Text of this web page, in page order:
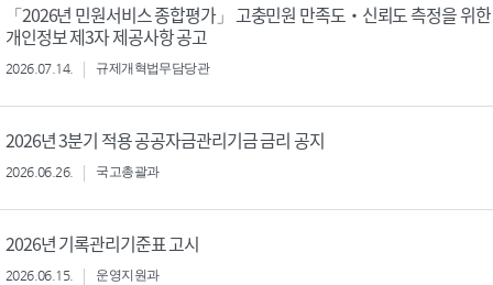
「2026년 민원서비스 종합평가」 고충민원 만족도‧신뢰도 측정을 위한
개인정보 제3자 제공사항 공고
2026.07.14. 규제개혁법무담당관
2026년 3분기 적용 공공자금관리기금 금리 공지
2026.06.26. 국고총괄과
2026년 기록관리기준표 고시
2026.06.15. 운영지원과